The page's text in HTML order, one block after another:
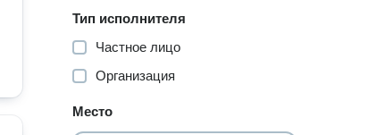
Тип исполнителя
Частное лицо
Организация
Место